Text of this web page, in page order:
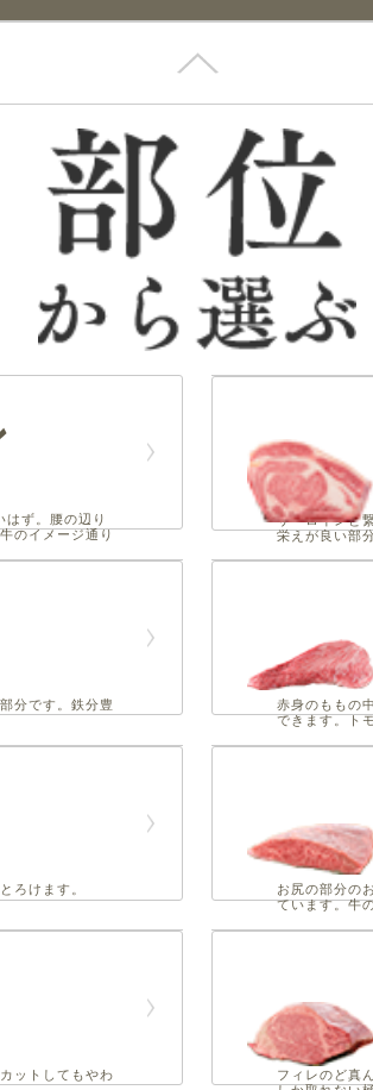
ず。腰の辺り
のイメージ通り
サーロインと
栄えが良い部
分です。鉄分豊
赤身のももの
できます。ト
ろけます。
お尻の部分の
ています。牛
ットしてもやわ
フィレのど真